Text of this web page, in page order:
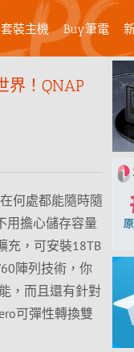
套裝主機 Buy筆電
界！QNAP
何處都能隨時隨
用擔心儲存容量
充，可安裝18TB
陣列技術，你
，而且還有針對
可彈性轉換雙